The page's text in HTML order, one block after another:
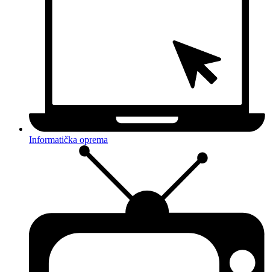
Informatička oprema